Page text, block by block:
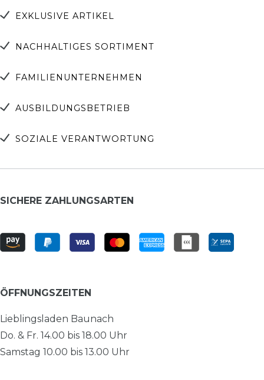
EXKLUSIVE ARTIKEL
NACHHALTIGES SORTIMENT
FAMILIENUNTERNEHMEN
AUSBILDUNGSBETRIEB
SOZIALE VERANTWORTUNG
SICHERE ZAHLUNGSARTEN
ÖFFNUNGSZEITEN
Lieblingsladen Baunach
Do. & Fr. 14.00 bis 18.00 Uhr
Samstag 10.00 bis 13.00 Uhr